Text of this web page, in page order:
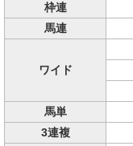
枠連
馬連
ワイド
馬単
3連複